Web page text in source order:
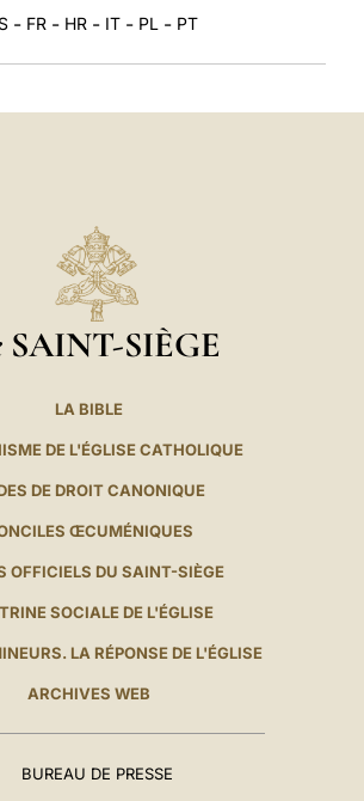
- FR - HR - IT - PL - PT
SAINT-SIÈGE
LA BIBLE
DE L'ÉGLISE CATHOLIQUE
DE DROIT CANONIQUE
ŒCUMÉNIQUES
OFFICIELS DU SAINT-SIÈGE
SOCIALE DE L'ÉGLISE
LA RÉPONSE DE L'ÉGLISE
ARCHIVES WEB
BUREAU DE PRESSE